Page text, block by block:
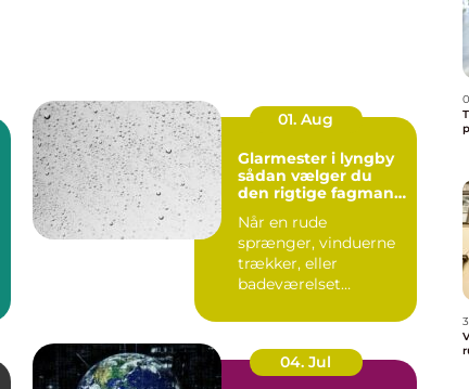
01. Aug
Glarmester i lyngby
sådan vælger du
den rigtige fagmand
Når en rude
sprænger, vinduerne
trækker, eller
badeværelset
spejl, er en glarmest...
04. Jul